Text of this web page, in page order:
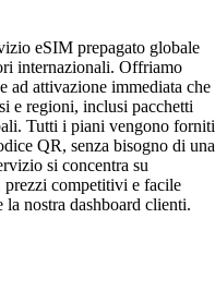
eSIM prepagato globale
internazionali. Offriamo
ad attivazione immediata che
e regioni, inclusi pacchetti
Tutti i piani vengono forniti
QR, senza bisogno di una
si concentra su
competitivi e facile
la nostra dashboard clienti.